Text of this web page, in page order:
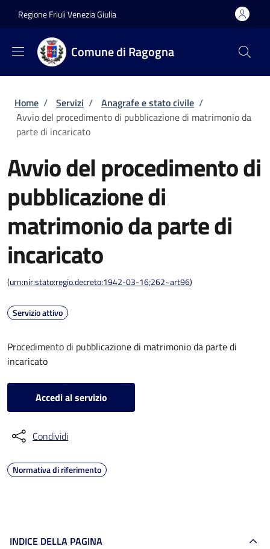
Regione Friuli Venezia Giulia
Comune di Ragogna
Briciole di pane
Home / Servizi / Anagrafe e stato civile /
Avvio del procedimento di pubblicazione di matrimonio da
parte di incaricato
Avvio del procedimento di
pubblicazione di
matrimonio da parte di
incaricato
(urn:nir:stato:regio.decreto:1942-03-16;262~art96)
Servizio attivo
Procedimento di pubblicazione di matrimonio da parte di
incaricato
Accedi al servizio
Condividi
Normativa di riferimento
INDICE DELLA PAGINA